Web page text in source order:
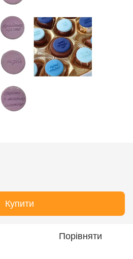
Купити
Порівняти